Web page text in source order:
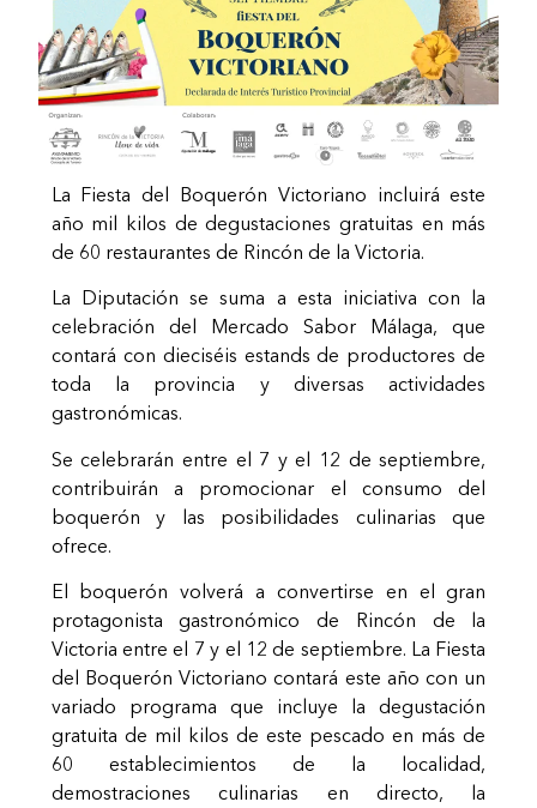
La Fiesta del Boquerón Victoriano incluirá este
año mil kilos de degustaciones gratuitas en más
de 60 restaurantes de Rincón de la Victoria.
La Diputación se suma a esta iniciativa con la
celebración del Mercado Sabor Málaga, que
contará con dieciséis estands de productores de
toda la provincia y diversas actividades
gastronómicas.
Se celebrarán entre el 7 y el 12 de septiembre,
contribuirán a promocionar el consumo del
boquerón y las posibilidades culinarias que
ofrece.
El boquerón volverá a convertirse en el gran
protagonista gastronómico de Rincón de la
Victoria entre el 7 y el 12 de septiembre. La Fiesta
del Boquerón Victoriano contará este año con un
variado programa que incluye la degustación
gratuita de mil kilos de este pescado en más de
60 establecimientos de la localidad,
demostraciones culinarias en directo, la